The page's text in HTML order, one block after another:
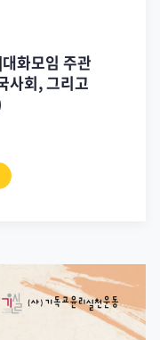
화모임 주관
사회, 그리고